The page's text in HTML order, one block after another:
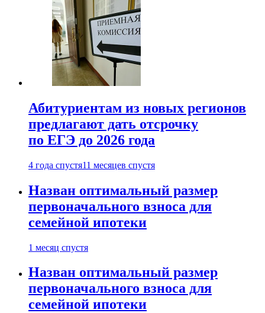
Абитуриентам из новых регионов
предлагают дать отсрочку
по ЕГЭ до 2026 года
4 года спустя11 месяцев спустя
Назван оптимальный размер
первоначального взноса для
семейной ипотеки
1 месяц спустя
Назван оптимальный размер
первоначального взноса для
семейной ипотеки